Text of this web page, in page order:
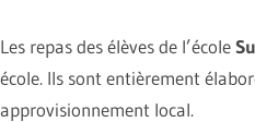
Les repas des élèves de l’école
école. Ils sont entièrement
approvisionnement local.